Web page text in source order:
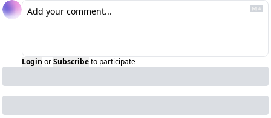
Login orSubscribeto participate